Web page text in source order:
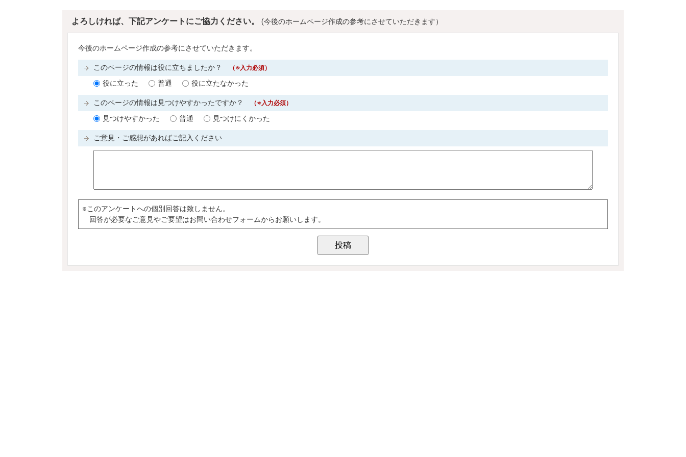
よろしければ、下記アンケートにご協力ください。 (今後のホームページ作成の参考にさせていただきます）
今後のホームページ作成の参考にさせていただきます。
このページの情報は役に立ちましたか？ （※入力必須）
役に立った 普通 役に立たなかった
このページの情報は見つけやすかったですか？ （※入力必須）
見つけやすかった 普通 見つけにくかった
ご意見・ご感想があればご記入ください
※このアンケートへの個別回答は致しません。
回答が必要なご意見やご要望はお問い合わせフォームからお願いします。